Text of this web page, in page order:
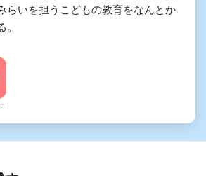
らいを担うこどもの教育をなんとか